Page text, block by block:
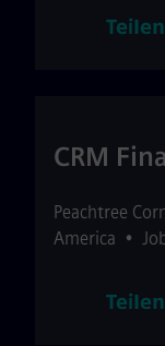
Teilen
CRM
Peachtree
America •
Teilen